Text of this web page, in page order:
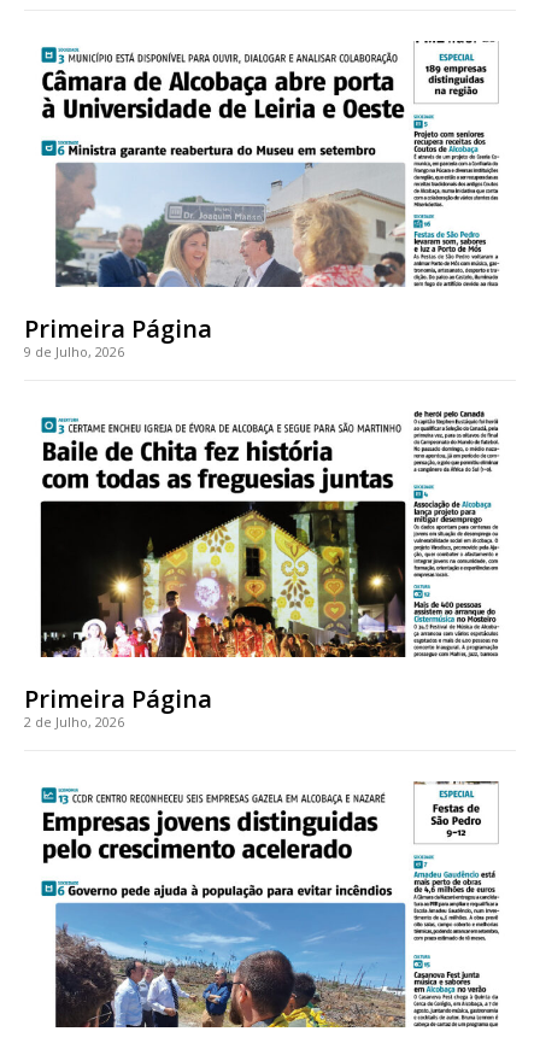
Acesso ao conteúdo online
Acesso aos conteúdos Exclusivos para
assinantes
Ofertas para assinatura anual
Escolha o plano
Primeira Página
9 de Julho, 2026
Primeira Página
2 de Julho, 2026